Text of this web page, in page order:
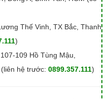
Thế Vinh, TX Bắc, Thanh
)
109 Hồ Tùng Mậu,
hệ trước: 0899.357.111)